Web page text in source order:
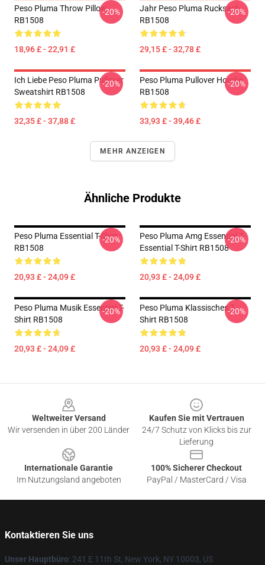
Peso Pluma Throw Pillow
RB1508
18,96 £ - 22,91 £
-20%
Jahr Peso Pluma Rucksack
RB1508
29,15 £ - 32,78 £
-20%
Ich Liebe Peso Pluma Pullover
Sweatshirt RB1508
32,35 £ - 37,88 £
-20%
Peso Pluma Pullover Hoodie
RB1508
33,93 £ - 39,46 £
-20%
MEHR ANZEIGEN
Ähnliche Produkte
Peso Pluma Essential T-Shirt
RB1508
20,93 £ - 24,09 £
-20%
Peso Pluma Amg Essential T-
Essential T-Shirt RB1508
20,93 £ - 24,09 £
-20%
Peso Pluma Musik Essential T-
Shirt RB1508
20,93 £ - 24,09 £
-20%
Peso Pluma Klassisches T-
Shirt RB1508
20,93 £ - 24,09 £
-20%
Weltweiter Versand
Wir versenden in über 200 Länder
Kaufen Sie mit Vertrauen
24/7 Schutz von Klicks bis zur
Lieferung
Internationale Garantie
Im Nutzungsland angeboten
100% Sicherer Checkout
PayPal / MasterCard / Visa
Kontaktieren Sie uns
Unser Hauptbüro: 241 E 11th St, New York, NY 10003, US